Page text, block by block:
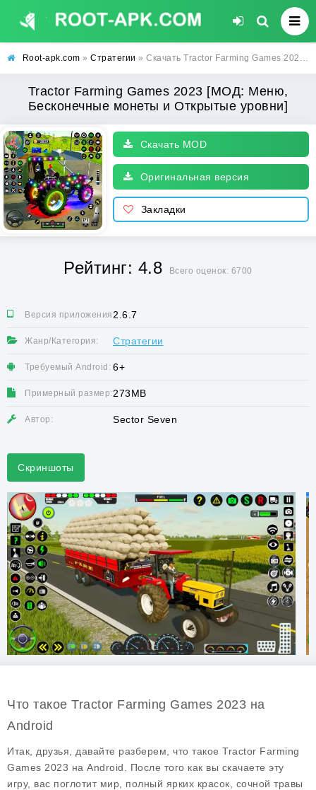
Root-apk.com » Стратегии » Скачать Tractor Farming Games 2023 [МОД: Меню, Бесконечные монеты и Открытые уровни] | Взлом Tractor Farming Games 2023 на Андроид
Tractor Farming Games 2023 [МОД: Меню,
Бесконечные монеты и Открытые уровни]
Скачать MOD
Оригинальная версия
Закладки
Рейтинг: 4.8 Всего оценок: 6700
Версия приложения:2.6.7
Жанр/Категория: Стратегии
Требуемый Android: 6+
Примерный размер: 273MB
Автор: Sector Seven
Скриншоты
Что такое Tractor Farming Games 2023 на
Android
Итак, друзья, давайте разберем, что такое Tractor Farming
Games 2023 на Android. После того как вы скачаете эту
игру, вас поглотит мир, полный ярких красок, сочной травы